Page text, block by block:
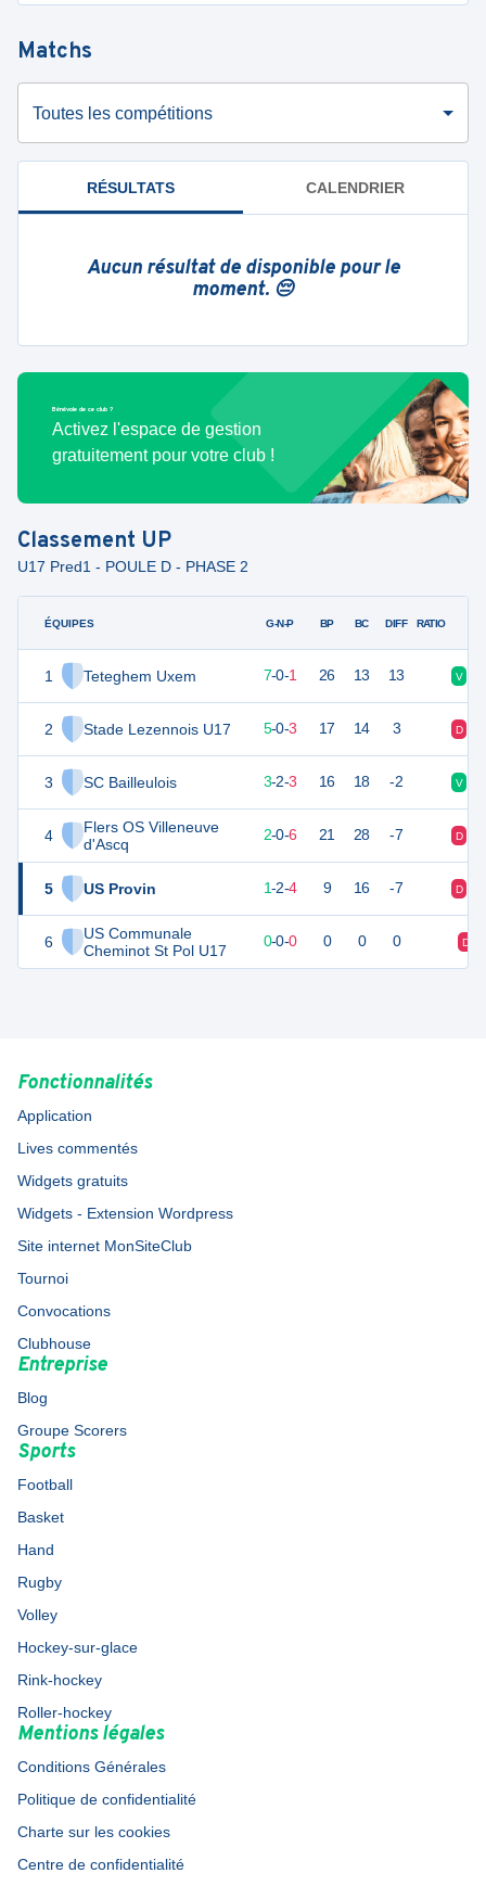
Matchs
Toutes les compétitions
RÉSULTATS CALENDRIER
Aucun résultat de disponible pour le
moment. 😔
Bénévole de ce club ?
Activez l'espace de gestion
gratuitement pour votre club !
Classement UP
U17 Pred1 - POULE D - PHASE 2
ÉQUIPES
1 Teteghem Uxem
2 Stade Lezennois U17
3 SC Bailleulois
4
Flers OS Villeneuve
d'Ascq
5 US Provin
6
US Communale
Cheminot St Pol U17
G-N-P BP BC DIFF RATIO
21 7-0-1 26 13 13 V
15 8 5-0-3 17 14 3 D
3-2-3 16 18 -2 V
6 2-0-6 21 28 -7 D
1-2-4 9 16 -7 D
0 0-0-0 0 0 0 D
Fonctionnalités
Application
Lives commentés
Widgets gratuits
Widgets - Extension Wordpress
Site internet MonSiteClub
Tournoi
Convocations
Clubhouse
Entreprise
Blog
Groupe Scorers
Sports
Football
Basket
Hand
Rugby
Volley
Hockey-sur-glace
Rink-hockey
Roller-hockey
Mentions légales
Conditions Générales
Politique de confidentialité
Charte sur les cookies
Centre de confidentialité